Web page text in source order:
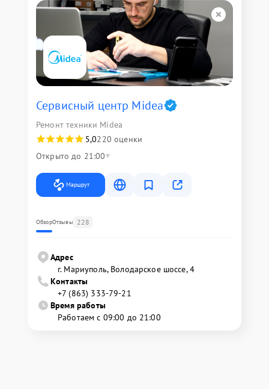
Сервисный центр Midea
Ремонт техники Midea
5,0220 оценки
Открыто до 21:00
Маршрут
ОбзорОтзывы 228
Адрес
г. Мариуполь, Володарское шоссе, 4
Контакты
+7 (863) 333-79-21
Время работы
Работаем с 09:00 до 21:00